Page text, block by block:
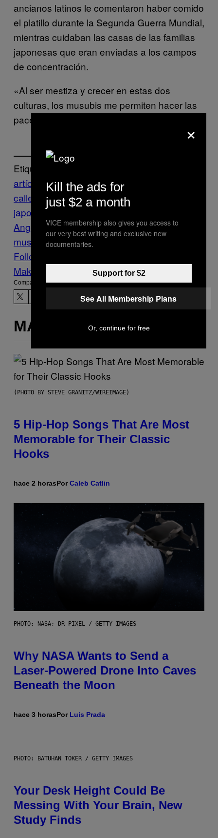
ancianos latinos le comentaron haber comido
el platillo durante la Segunda Guerra Mundial,
mientras cuidaban las casas de las familias
japonesas que eran enviadas a los campos
de concentración.
«Al ser mestiza y crecer en estas dos
culturas, los musubis me permiten hacer las
paces con mi pasado».
Etiquetado:
artículos Cheetos clasico
calle
Comida hawaiana comida
japonesa
Angeles Munchies reinvención spam
musibi
Follow Us On Discover
Make Us Preferred In Top Stories
Compartir:
MÁS DE LO MISMO
(PHOTO BY STEVE GRANITZ/WIREIMAGE)
5 Hip-Hop Songs That Are Most
Memorable for Their Classic
Hooks
hace 2 horasPorCaleb Catlin
PHOTO: NASA; DR PIXEL / GETTY IMAGES
Why NASA Wants to Send a
Laser-Powered Drone Into Caves
Beneath the Moon
hace 3 horasPor Luis Prada
PHOTO: BATUHAN TOKER / GETTY IMAGES
Your Desk Height Could Be
Messing With Your Brain, New
Study Finds
×
Kill the ads for
just $2 a month
VICE membership also gives you access to
our very best writing and exclusive new
documentaries.
Support for $2
See All Membership Plans
Or, continue for free